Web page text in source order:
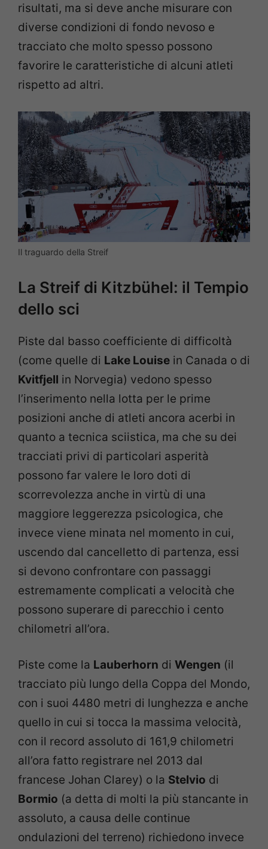
risultati, ma si deve anche misurare con
diverse condizioni di fondo nevoso e
tracciato che molto spesso possono
favorire le caratteristiche di alcuni atleti
rispetto ad altri.
Il traguardo della Streif
La Streif di Kitzbühel: il Tempio
dello sci
Piste dal basso coefficiente di difficoltà
(come quelle di Lake Louise in Canada o di
Kvitfjell in Norvegia) vedono spesso
l’inserimento nella lotta per le prime
posizioni anche di atleti ancora acerbi in
quanto a tecnica sciistica, ma che su dei
tracciati privi di particolari asperità
possono far valere le loro doti di
scorrevolezza anche in virtù di una
maggiore leggerezza psicologica, che
invece viene minata nel momento in cui,
uscendo dal cancelletto di partenza, essi
si devono confrontare con passaggi
estremamente complicati a velocità che
possono superare di parecchio i cento
chilometri all’ora.
Piste come la Lauberhorn di Wengen (il
tracciato più lungo della Coppa del Mondo,
con i suoi 4480 metri di lunghezza e anche
quello in cui si tocca la massima velocità,
con il record assoluto di 161,9 chilometri
all’ora fatto registrare nel 2013 dal
francese Johan Clarey) o la Stelvio di
Bormio (a detta di molti la più stancante in
assoluto, a causa delle continue
ondulazioni del terreno) richiedono invece